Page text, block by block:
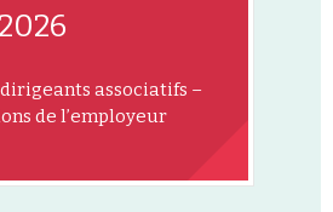
associatifs –
de l’employeur